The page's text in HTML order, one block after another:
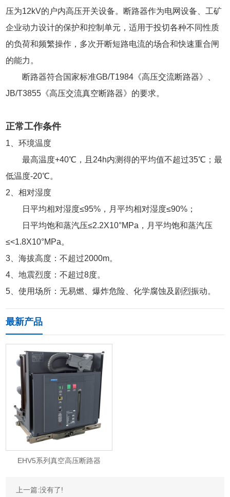
压为12kV的户内高压开关设备。断路器作为电网设备、工矿
企业动力设计的保护和控制单元，适用于投切各种不同性质
的负荷和频繁操作，多次开断短路电流的场合和快速重合闸
的能力。
断路器符合国家标准GB/T1984《高压交流断路器》、
JB/T3855《高压交流真空断路器》的要求。
正常工作条件
1、环境温度
最高温度+40℃，且24h内测得的平均值不超过35℃；最
低温度-20℃。
2、相对湿度
日平均相对湿度≤95%，月平均相对湿度≤90%；
日平均饱和蒸汽压≤2.2X10°MPa，月平均饱和蒸汽压
≤<1.8X10°MPa。
3、海拔高度：不超过2000m。
4、地震烈度：不超过8度。
5、使用场所：无易燃、爆炸危险、化学腐蚀及剧烈振动。
最新产品
EHV5系列真空高压断路器
上一篇:没有了!